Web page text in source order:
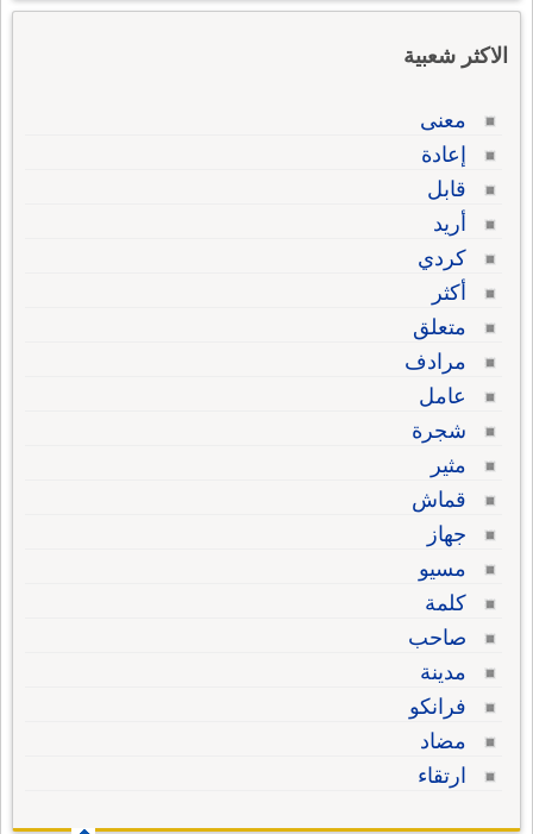
الاكثر شعبية
معنى
إعادة
قابل
أريد
كردي
أكثر
متعلق
مرادف
عامل
شجرة
مثير
قماش
جهاز
مسيو
كلمة
صاحب
مدينة
فرانكو
مضاد
ارتقاء